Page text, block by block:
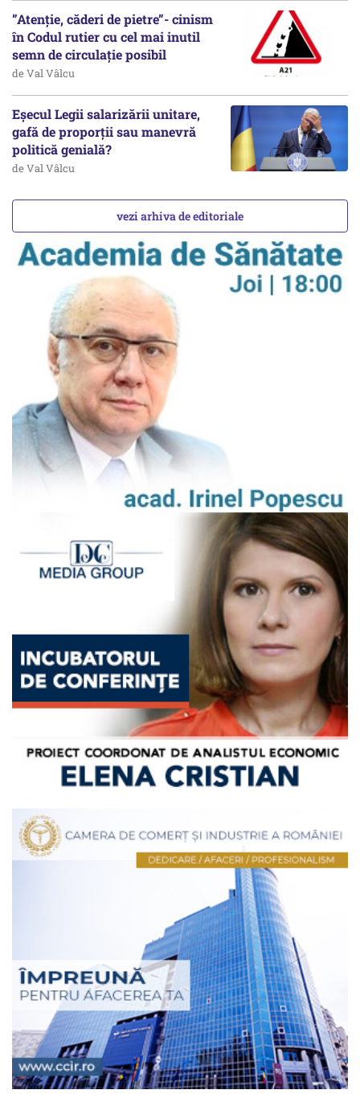
”Atenție, căderi de pietre”- cinism
în Codul rutier cu cel mai inutil
semn de circulație posibil
de Val Vâlcu
Eșecul Legii salarizării unitare,
gafă de proporții sau manevră
politică genială?
de Val Vâlcu
vezi arhiva de editoriale